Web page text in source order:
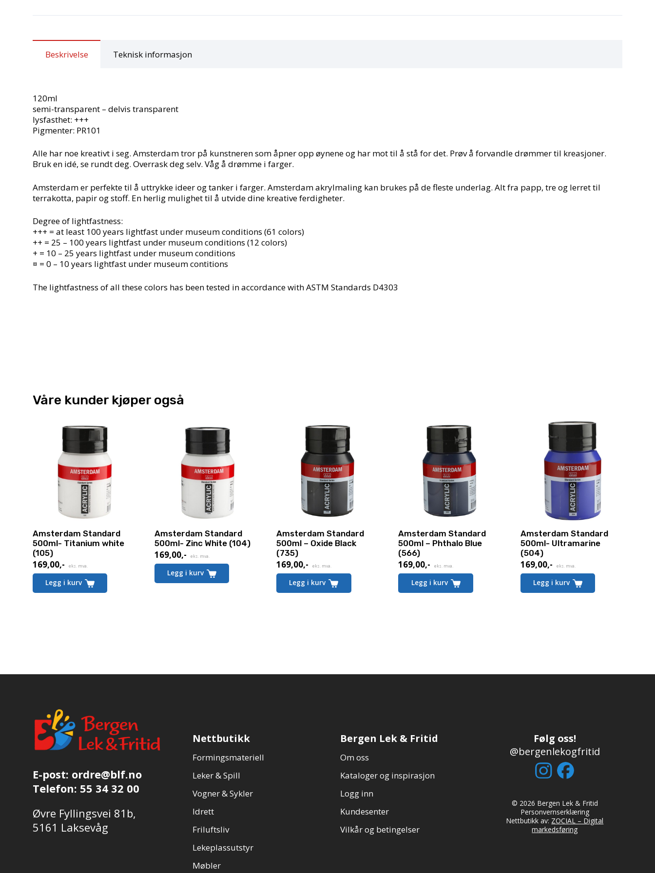
Beskrivelse Teknisk informasjon
120ml
semi-transparent – delvis transparent
lysfasthet: +++
Pigmenter: PR101
Alle har noe kreativt i seg. Amsterdam tror på kunstneren som åpner opp øynene og har mot til å stå for det. Prøv å forvandle drømmer til kreasjoner.
Bruk en idé, se rundt deg. Overrask deg selv. Våg å drømme i farger.
Amsterdam er perfekte til å uttrykke ideer og tanker i farger. Amsterdam akrylmaling kan brukes på de fleste underlag. Alt fra papp, tre og lerret til
terrakotta, papir og stoff. En herlig mulighet til å utvide dine kreative ferdigheter.
Degree of lightfastness:
+++ = at least 100 years lightfast under museum conditions (61 colors)
++ = 25 – 100 years lightfast under museum conditions (12 colors)
+ = 10 – 25 years lightfast under museum conditions
¤ = 0 – 10 years lightfast under museum contitions
The lightfastness of all these colors has been tested in accordance with ASTM Standards D4303
Våre kunder kjøper også
Amsterdam Standard
500ml- Titanium white
(105)
169,00,- eks. mva.
Legg i kurv
Amsterdam Standard
500ml- Zinc White (104)
169,00,- eks. mva.
Legg i kurv
Amsterdam Standard
500ml – Oxide Black
(735)
169,00,- eks. mva.
Legg i kurv
Amsterdam Standard
500ml – Phthalo Blue
(566)
169,00,- eks. mva.
Legg i kurv
Amsterdam Standard
500ml- Ultramarine
(504)
169,00,- eks. mva.
Legg i kurv
E-post: ordre@blf.no
Telefon: 55 34 32 00
Øvre Fyllingsvei 81b,
5161 Laksevåg
Nettbutikk
Formingsmateriell
Leker & Spill
Vogner & Sykler
Idrett
Friluftsliv
Lekeplassutstyr
Møbler
Bergen Lek & Fritid
Om oss
Kataloger og inspirasjon
Logg inn
Kundesenter
Vilkår og betingelser
Følg oss!
@bergenlekogfritid
© 2026 Bergen Lek & Fritid
Personvernserklæring
Nettbutikk av: ZOCIAL – Digital
markedsføring